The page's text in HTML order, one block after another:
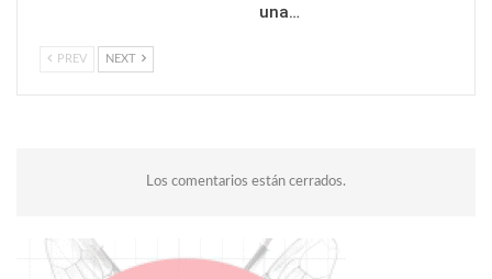
una…
PREV NEXT
Los comentarios están cerrados.